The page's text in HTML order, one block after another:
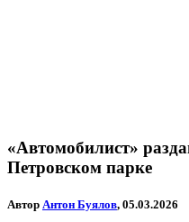
«Автомобилист»
Петровском парке
Автор Антон Буялов, 05.03.2026